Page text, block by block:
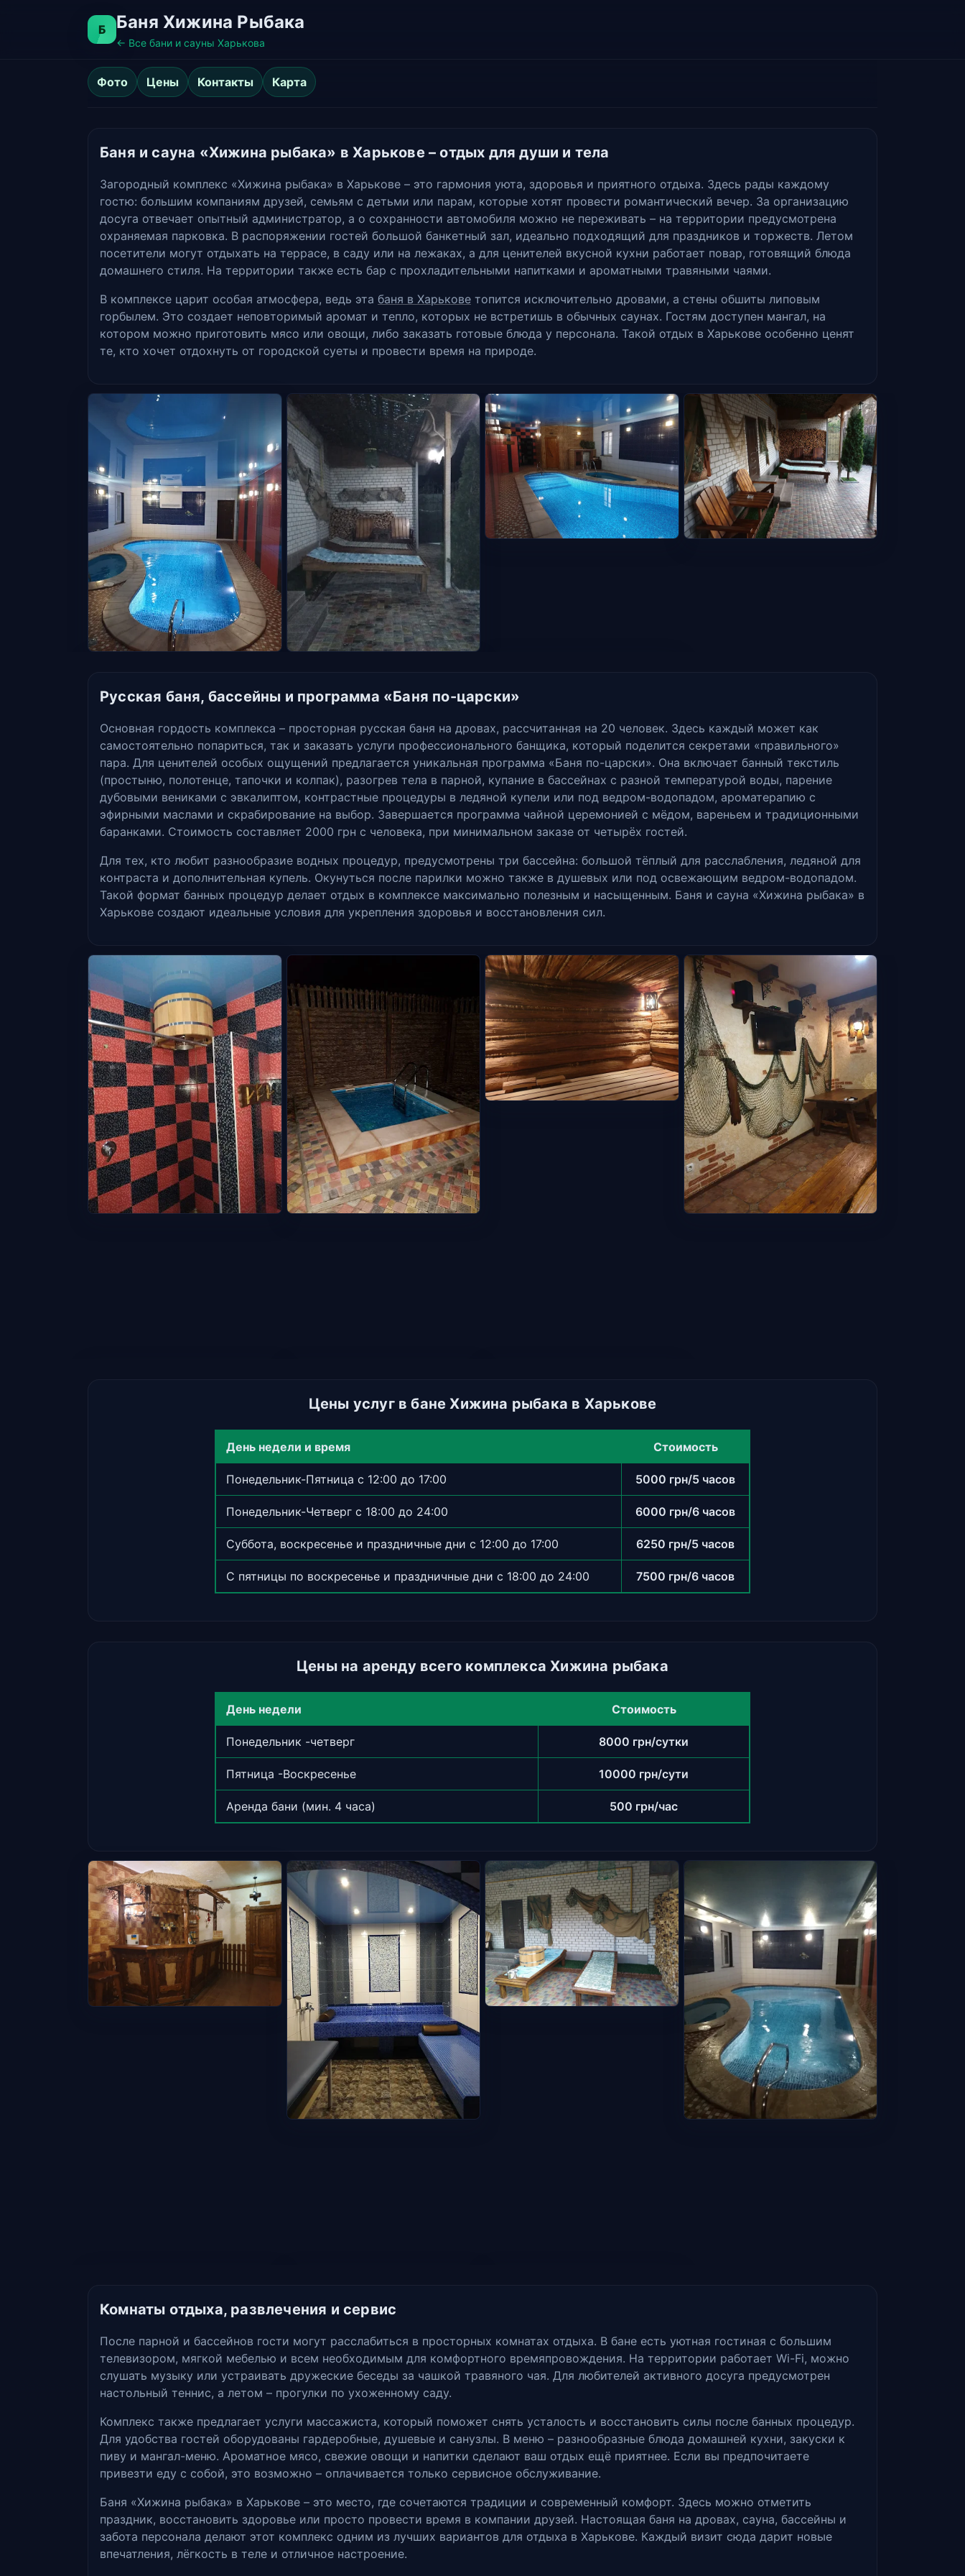
Б Баня Хижина Рыбака
← Все бани и сауны Харькова
Фото Цены Контакты Карта
Баня и сауна «Хижина рыбака» в Харькове – отдых для души и тела
Загородный комплекс «Хижина рыбака» в Харькове – это гармония уюта, здоровья и приятного отдыха. Здесь рады каждому
гостю: большим компаниям друзей, семьям с детьми или парам, которые хотят провести романтический вечер. За организацию
досуга отвечает опытный администратор, а о сохранности автомобиля можно не переживать – на территории предусмотрена
охраняемая парковка. В распоряжении гостей большой банкетный зал, идеально подходящий для праздников и торжеств. Летом
посетители могут отдыхать на террасе, в саду или на лежаках, а для ценителей вкусной кухни работает повар, готовящий блюда
домашнего стиля. На территории также есть бар с прохладительными напитками и ароматными травяными чаями.
В комплексе царит особая атмосфера, ведь эта баня в Харькове топится исключительно дровами, а стены обшиты липовым
горбылем. Это создает неповторимый аромат и тепло, которых не встретишь в обычных саунах. Гостям доступен мангал, на
котором можно приготовить мясо или овощи, либо заказать готовые блюда у персонала. Такой отдых в Харькове особенно ценят
те, кто хочет отдохнуть от городской суеты и провести время на природе.
Русская баня, бассейны и программа «Баня по-царски»
Основная гордость комплекса – просторная русская баня на дровах, рассчитанная на 20 человек. Здесь каждый может как
самостоятельно попариться, так и заказать услуги профессионального банщика, который поделится секретами «правильного»
пара. Для ценителей особых ощущений предлагается уникальная программа «Баня по-царски». Она включает банный текстиль
(простыню, полотенце, тапочки и колпак), разогрев тела в парной, купание в бассейнах с разной температурой воды, парение
дубовыми вениками с эвкалиптом, контрастные процедуры в ледяной купели или под ведром-водопадом, ароматерапию с
эфирными маслами и скрабирование на выбор. Завершается программа чайной церемонией с мёдом, вареньем и традиционными
баранками. Стоимость составляет 2000 грн с человека, при минимальном заказе от четырёх гостей.
Для тех, кто любит разнообразие водных процедур, предусмотрены три бассейна: большой тёплый для расслабления, ледяной для
контраста и дополнительная купель. Окунуться после парилки можно также в душевых или под освежающим ведром-водопадом.
Такой формат банных процедур делает отдых в комплексе максимально полезным и насыщенным. Баня и сауна «Хижина рыбака» в
Харькове создают идеальные условия для укрепления здоровья и восстановления сил.
Цены услуг в бане Хижина рыбака в Харькове
День недели и время Стоимость
Понедельник-Пятница с 12:00 до 17:00 5000 грн/5 часов
Понедельник-Четверг с 18:00 до 24:00 6000 грн/6 часов
Суббота, воскресенье и праздничные дни с 12:00 до 17:00 6250 грн/5 часов
С пятницы по воскресенье и праздничные дни с 18:00 до 24:00 7500 грн/6 часов
Цены на аренду всего комплекса Хижина рыбака
День недели Стоимость
Понедельник -четверг 8000 грн/сутки
Пятница -Воскресенье 10000 грн/сути
Аренда бани (мин. 4 часа) 500 грн/час
Комнаты отдыха, развлечения и сервис
После парной и бассейнов гости могут расслабиться в просторных комнатах отдыха. В бане есть уютная гостиная с большим
телевизором, мягкой мебелью и всем необходимым для комфортного времяпровождения. На территории работает Wi-Fi, можно
слушать музыку или устраивать дружеские беседы за чашкой травяного чая. Для любителей активного досуга предусмотрен
настольный теннис, а летом – прогулки по ухоженному саду.
Комплекс также предлагает услуги массажиста, который поможет снять усталость и восстановить силы после банных процедур.
Для удобства гостей оборудованы гардеробные, душевые и санузлы. В меню – разнообразные блюда домашней кухни, закуски к
пиву и мангал-меню. Ароматное мясо, свежие овощи и напитки сделают ваш отдых ещё приятнее. Если вы предпочитаете
привезти еду с собой, это возможно – оплачивается только сервисное обслуживание.
Баня «Хижина рыбака» в Харькове – это место, где сочетаются традиции и современный комфорт. Здесь можно отметить
праздник, восстановить здоровье или просто провести время в компании друзей. Настоящая баня на дровах, сауна, бассейны и
забота персонала делают этот комплекс одним из лучших вариантов для отдыха в Харькове. Каждый визит сюда дарит новые
впечатления, лёгкость в теле и отличное настроение.